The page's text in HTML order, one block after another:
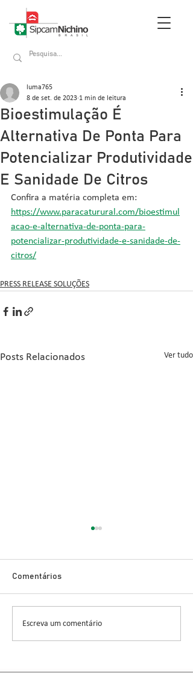
Bioestimulação É
Alternativa De Ponta Para
Potencializar Produtividade
E Sanidade De Citros
luma765
8 de set. de 2023 1 min de leitura
Confira a matéria completa em:
https://www.paracaturural.com/bioestimul
acao-e-alternativa-de-ponta-para-
potencializar-produtividade-e-sanidade-de-
citros/
PRESS RELEASE SOLUÇÕES
Posts Relacionados Ver tudo
Nova safra de milho:
como mitigar as perdas
Comentários
Escreva um comentário